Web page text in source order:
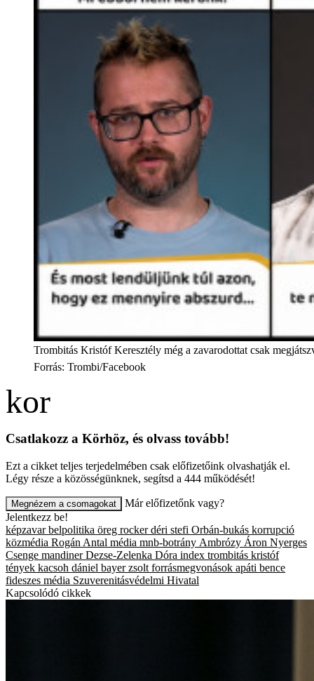
Trombitás Kristóf Keresztély még a zavarodottat csak
Forrás: Trombi/Facebook
Csatlakozz a Körhöz, és olvass tovább!
Ezt a cikket teljes terjedelmében csak előfizetőink olvashatják el.
Légy része a közösségünknek, segítsd a 444 működését!
Megnézem a csomagokat
Már előfizetőnk vagy?
Jelentkezz be!
képzavar belpolitika öreg rocker déri stefi Orbán-bukás korrupció
közmédia Rogán Antal média mnb-botrány Ambrózy Áron Nyerges
Csenge mandiner Dezse-Zelenka Dóra index trombitás kristóf
tények kacsoh dániel bayer zsolt forrásmegvonások apáti bence
fideszes média Szuverenitásvédelmi Hivatal
Kapcsolódó cikkek